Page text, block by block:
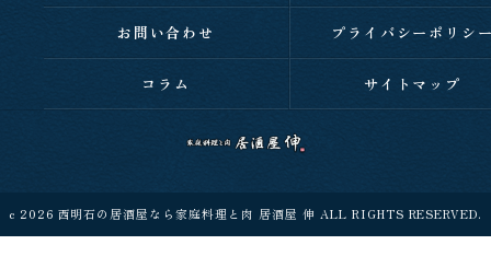
お問い合わせ プライバシーポリシ
コラム サイトマップ
c 2026 西明石の居酒屋なら家庭料理と肉 居酒屋 伸 ALL RIGHTS RESERVED.